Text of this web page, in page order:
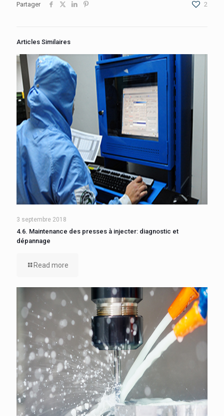
Partager 2
Articles Similaires
3 septembre 2018
4.6. Maintenance des presses à injecter: diagnostic et
dépannage
Read more